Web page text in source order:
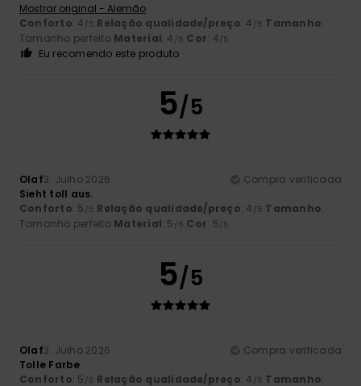
Mostrar original - Alemão
Conforto: 4 /5 Relação qualidade/preço: 4 /5 Tamanho:
Tamanho perfeito Material: 4 /5 Cor: 4/5
Eu recomendo este produto
5/5
Olaf3. Julho 2026
Compra verificada
Sieht toll aus.
Conforto: 5 /5 Relação qualidade/preço: 4 /5 Tamanho:
Tamanho perfeito Material: 5 /5 Cor: 5/5
5/5
Olaf3. Julho 2026
Compra verificada
Tolle Farbe
Conforto: 5 /5 Relação qualidade/preço: 4 /5 Tamanho: